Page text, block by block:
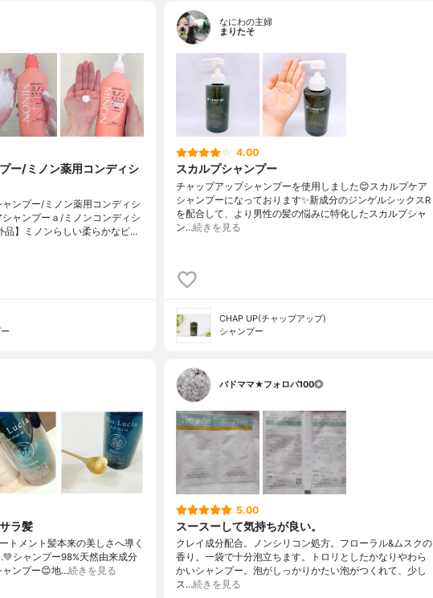
ー/ミノン薬用コンディシ
ンプー/ミノン薬用コンディシ
ャンプーａ/ミノンコンディシ
品】ミノンらしい柔らかなピ…
なにわの主婦
まりたそ
4.00
スカルプシャンプー
チャップアップシャンプーを使用しました😊スカルプケア
シャンプーになっております✨新成分のジンゲルシックスR
を配合して、より男性の髪の悩みに特化したスカルプシャ
ン…続きを見る
CHAP UP(チャップアップ)
シャンプー
ラ髪
トメント⁡髪本来の美しさへ導く
シャンプー98%天然由来成分
ャンプー😊地…続きを見る
バドママ★フォロバ100◎
5.00
スースーして気持ちが良い。
クレイ成分配合。ノンシリコン処方。フローラル&ムスクの
香り。一袋で十分泡立ちます。トロリとしたかなりやわら
かいシャンプー。泡がしっかりかたい泡がつくれて、少し
ス…続きを見る